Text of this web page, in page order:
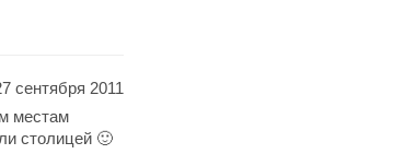
сентября 2011
местам
столицей 🙂